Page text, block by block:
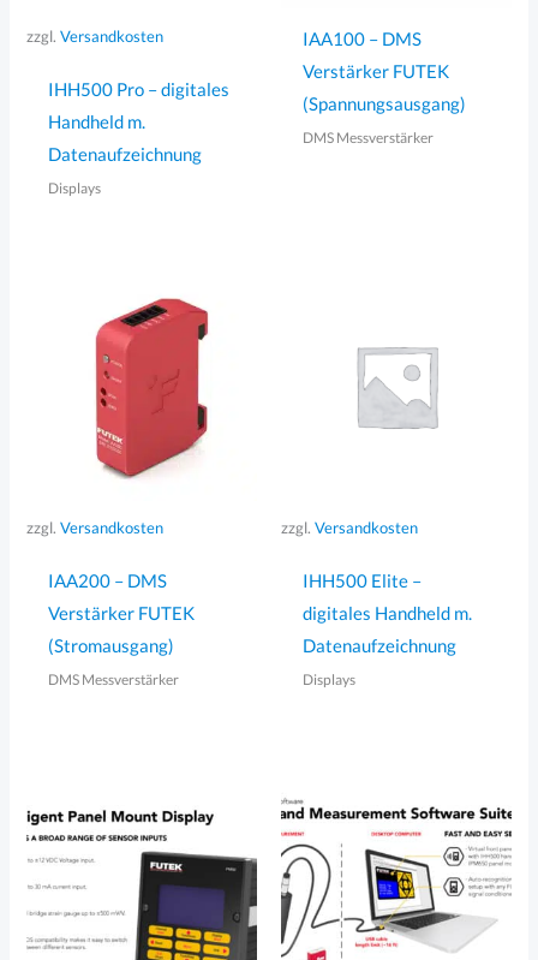
zzgl.Versandkosten
IHH500 Pro – digitales
Handheld m.
Datenaufzeichnung
Displays
IAA100 – DMS
Verstärker FUTEK
(Spannungsausgang)
DMS Messverstärker
zzgl.Versandkosten
IAA200 – DMS
Verstärker FUTEK
(Stromausgang)
DMS Messverstärker
zzgl. Versandkosten
IHH500 Elite –
digitales Handheld m.
Datenaufzeichnung
Displays